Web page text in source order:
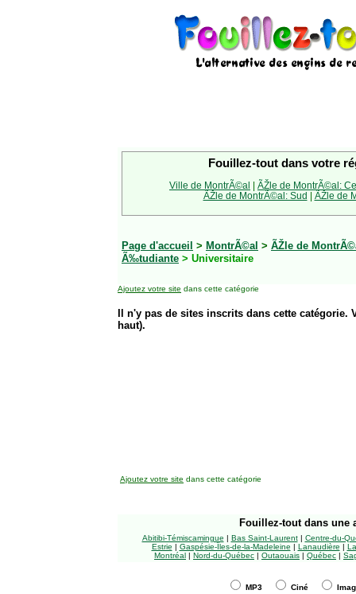
Fouillez-tout dans votre
Ville de MontrÃ©al | ÃŽle de MontrÃ©al:
ÃŽle de MontrÃ©al: Sud | ÃŽle de
Page d'accueil > MontrÃ©al > ÃŽle de
Ã‰tudiante > Universitaire
Ajoutez votre site dans cette catégorie
Il n'y pas de sites inscrits dans cette
haut).
Ajoutez votre site dans cette catégorie
Fouillez-tout dans une
Abitibi-Témiscamingue | Bas Saint-Laurent| Centre-du-
Estrie | Gaspésie-Îles-de-la-Madeleine | Lanaudière |
Montréal | Nord-du-Québec | Outaouais | Québec |
MP3 Ciné